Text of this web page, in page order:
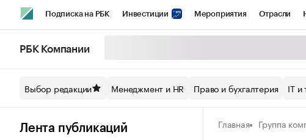
Подписка на РБК Инвестиции Мероприятия Отрасли
Спецпроекты СПб Конференции СПб Спецпроекты
Технологии и медиа Рынок наличной валюты
РБК Компании
Выбор редакции Менеджмент и HR Право и бухгалтерия IT и
Лента публикаций Главная Группа